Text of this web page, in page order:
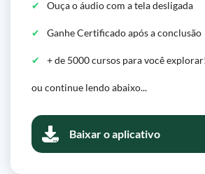
Ouça o áudio com a tela desligada
Ganhe Certificado após a conclusão
+ de 5000 cursos para você explorar!
ou continue lendo abaixo...
Baixar o aplicativo